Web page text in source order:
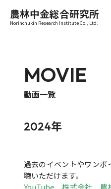
農林中金総合研究所
Norinchukin Research Institute Co., Ltd.
MOVIE
動画一覧
2024年
過去のイベントやワンポ
聴いただけます。
YouTube 株式会社 農